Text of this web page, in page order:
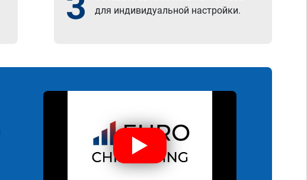
для индивидуальной настройки.